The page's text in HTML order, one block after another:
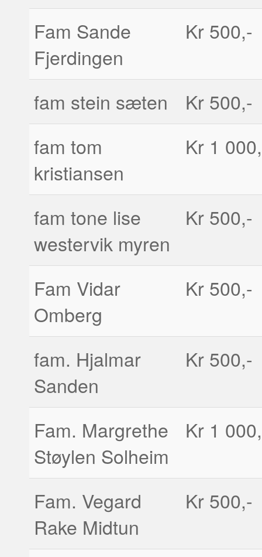
Fam Sande
Fjerdingen
Kr 500,-
fam stein sæten
Kr 500,-
fam tom
kristiansen
Kr 1
fam tone lise
westervik myren
Kr 500,-
Fam Vidar
Omberg
Kr 500,-
fam. Hjalmar
Sanden
Kr 500,-
Fam. Margrethe
Støylen Solheim
Kr 1
Fam. Vegard
Rake Midtun
Kr 500,-